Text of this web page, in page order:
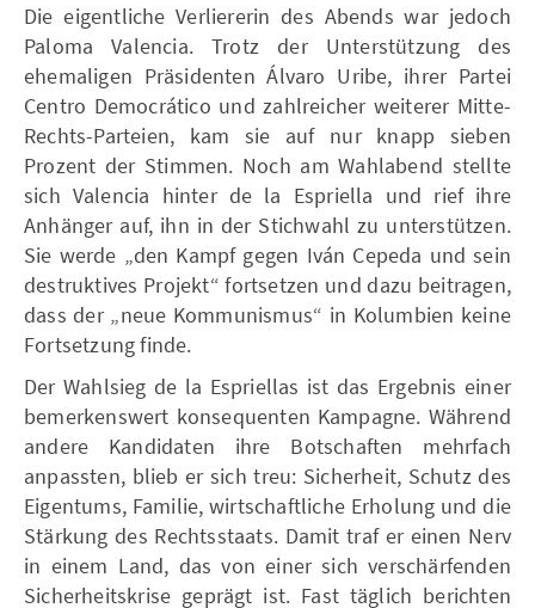
Die eigentliche Verliererin des Abends war jedoch
Paloma Valencia. Trotz der Unterstützung des
ehemaligen Präsidenten Álvaro Uribe, ihrer Partei
Centro Democrático und zahlreicher weiterer Mitte-
Rechts-Parteien, kam sie auf nur knapp sieben
Prozent der Stimmen. Noch am Wahlabend stellte
sich Valencia hinter de la Espriella und rief ihre
Anhänger auf, ihn in der Stichwahl zu unterstützen.
Sie werde „den Kampf gegen Iván Cepeda und sein
destruktives Projekt“ fortsetzen und dazu beitragen,
dass der „neue Kommunismus“ in Kolumbien keine
Fortsetzung finde.
Der Wahlsieg de la Espriellas ist das Ergebnis einer
bemerkenswert konsequenten Kampagne. Während
andere Kandidaten ihre Botschaften mehrfach
anpassten, blieb er sich treu: Sicherheit, Schutz des
Eigentums, Familie, wirtschaftliche Erholung und die
Stärkung des Rechtsstaats. Damit traf er einen Nerv
in einem Land, das von einer sich verschärfenden
Sicherheitskrise geprägt ist. Fast täglich berichten